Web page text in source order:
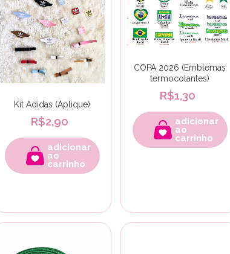
Kit Adidas (Aplique)
R$2,90
adicionar
ao
carrinho
COPA 2026 (Emblemas
termocolantes)
R$1,30
adicionar
ao
carrinho